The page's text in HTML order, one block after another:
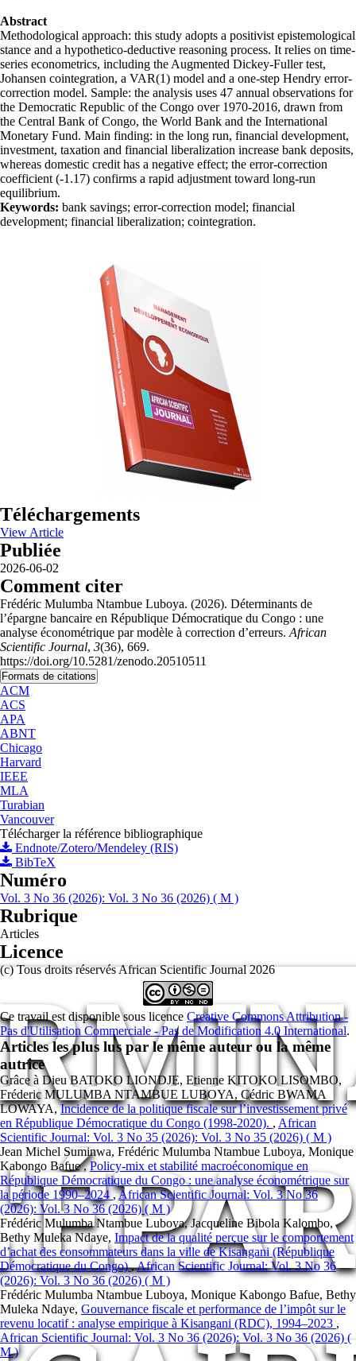
Abstract
Methodological approach: this study adopts a positivist epistemological
stance and a hypothetico-deductive reasoning process. It relies on time-
series econometrics, including the Augmented Dickey-Fuller test,
Johansen cointegration, a VAR(1) model and a one-step Hendry error-
correction model. Sample: the analysis uses 47 annual observations for
the Democratic Republic of the Congo over 1970-2016, drawn from
the Central Bank of Congo, the World Bank and the International
Monetary Fund. Main finding: in the long run, financial development,
investment, taxation and financial liberalization increase bank deposits,
whereas domestic credit has a negative effect; the error-correction
coefficient (-1.17) confirms a rapid adjustment toward long-run
equilibrium.
Keywords: bank savings; error-correction model; financial
development; financial liberalization; cointegration.
Téléchargements
View Article
Publiée
2026-06-02
Comment citer
Frédéric Mulumba Ntambue Luboya. (2026). Déterminants de
l’épargne bancaire en République Démocratique du Congo : une
analyse économétrique par modèle à correction d’erreurs. African
Scientific Journal, 3(36), 669.
https://doi.org/10.5281/zenodo.20510511
Formats de citations
ACM
ACS
APA
ABNT
Chicago
Harvard
IEEE
MLA
Turabian
Vancouver
Télécharger la référence bibliographique
Endnote/Zotero/Mendeley (RIS)
BibTeX
Numéro
Vol. 3 No 36 (2026): Vol. 3 No 36 (2026) ( M )
Rubrique
Articles
Licence
(c) Tous droits réservés African Scientific Journal 2026
Ce travail est disponible sous licence Creative Commons Attribution -
Pas d'Utilisation Commerciale - Pas de Modification 4.0 International.
Articles les plus lus par le même auteur ou la même
autrice
Grâce à Dieu BATOKO LIONDJE, Etienne KITOKO LISOMBO,
Fréderic MULUMBA NTAMBUE LUBOYA, Cédric BWAMA
LOWAYA,Incidence de la politique fiscale sur l’investissement privé
en République Démocratique du Congo (1998-2020). , African
Scientific Journal: Vol. 3 No 35 (2026): Vol. 3 No 35 (2026) ( M )
Jean Michel Suminwa, Frédéric Mulumba Ntambue Luboya, Monique
Kabongo Bafue ,Policy-mix et stabilité macroéconomique en
République Démocratique du Congo : une analyse économétrique sur
la période 1990–2024,African Scientific Journal: Vol. 3 No 36
(2026): Vol. 3 No 36 (2026) ( M )
Frédéric Mulumba Ntambue Luboya, Jacqueline Bibola Kalombo,
Bethy Muleka Ndaye, Impact de la qualité perçue sur le comportement
d’achat des consommateurs dans la ville de Kisangani (République
Démocratique du Congo),African Scientific Journal: Vol. 3 No 36
(2026): Vol. 3 No 36 (2026) ( M )
Frédéric Mulumba Ntambue Luboya, Monique Kabongo Bafue, Bethy
Muleka Ndaye, Gouvernance fiscale et performance de l’impôt sur le
revenu locatif : analyse empirique à Kisangani (RDC), 1994–2023 ,
African Scientific Journal: Vol. 3 No 36 (2026): Vol. 3 No 36 (2026) (
M )